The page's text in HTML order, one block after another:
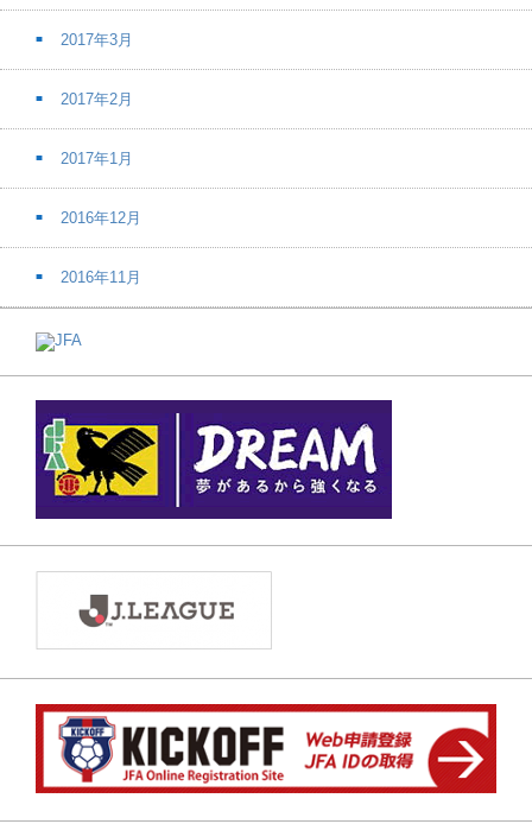
2017年3月
2017年2月
2017年1月
2016年12月
2016年11月